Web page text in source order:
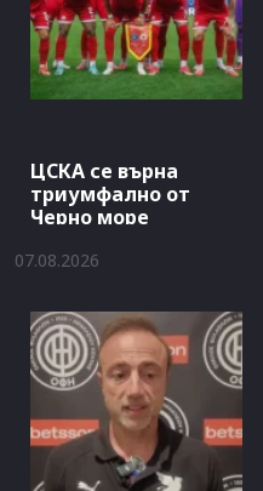
ЦСКА се върна
триумфално от
Черно море
07.08.2026